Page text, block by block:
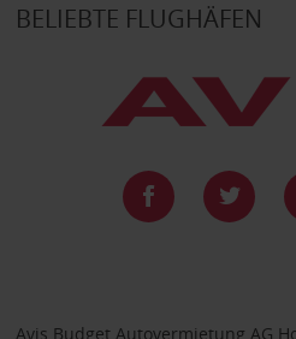
BELIEBTE FLUGHÄFEN
Avis Budget Autovermietung AG